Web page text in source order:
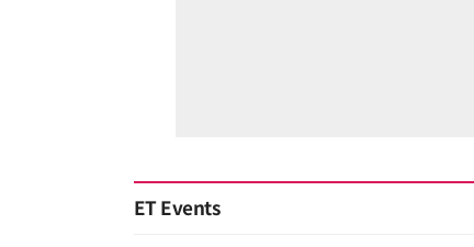
ET Events